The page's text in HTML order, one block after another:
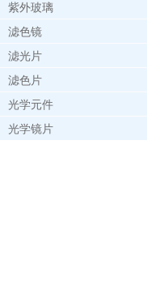
紫外玻璃
滤色镜
滤光片
滤色片
光学元件
光学镜片